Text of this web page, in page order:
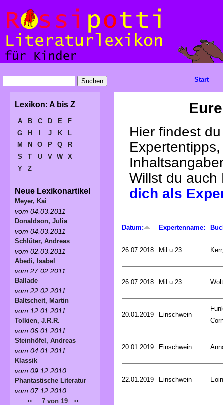
Hier findest
Willst du
dich als
Datum: Expertenname:
26.07.2018 MiLu.23
26.07.2018 MiLu.23
20.01.2019 Einschwein
20.01.2019 Einschwein
22.01.2019 Einschwein
Start
Lexikon: A bis Z
A B C D E
F
G
H J K
L
M
N O P Q
R
S
T U V W
X
Y
Z
Neue Lexikonartikel
Meyer, Kai
vom 04.03.2011
Donaldson, Julia
vom 04.03.2011
Schlüter, Andreas
vom 02.03.2011
Abedi, Isabel
vom 27.02.2011
Ballade
vom 22.02.2011
Baltscheit, Martin
vom 12.01.2011
Tolkien, J.R.R.
vom 06.01.2011
Steinhöfel, Andreas
vom 04.01.2011
Klassik
vom 09.12.2010
Phantastische Literatur
vom 07.12.2010
‹‹ 7 von 19 ››